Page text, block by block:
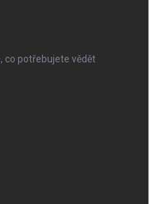
co potřebujete vědět